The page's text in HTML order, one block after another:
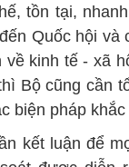
tồn tại,
Quốc hội và
kinh tế - xã
Bộ cũng cần
biện pháp
kết luận để